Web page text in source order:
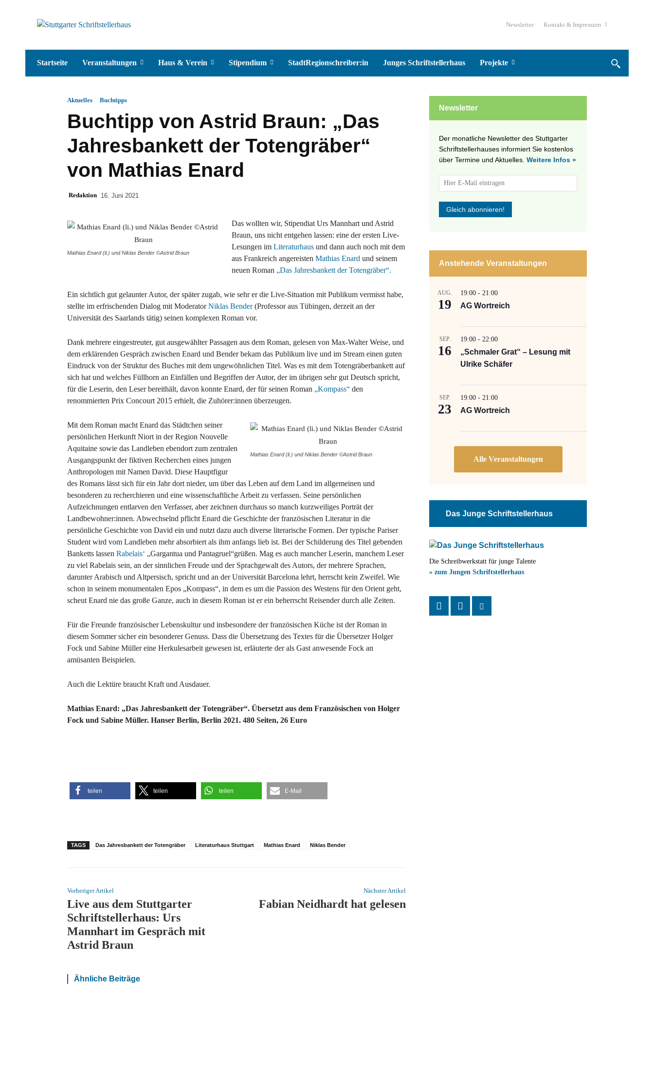
Newsletter Kontakt & Impressum
Startseite Veranstaltungen Haus & Verein Stipendium StadtRegionschreiber:in Junges Schriftstellerhaus Projekte
Aktuelles Buchtipps
Buchtipp von Astrid Braun: „Das
Jahresbankett der Totengräber“
von Mathias Enard
Redaktion 16. Juni 2021
Mathias Enard (li.) und Niklas Bender ©Astrid Braun
Das wollten wir, Stipendiat Urs Mannhart und Astrid
Braun, uns nicht entgehen lassen: eine der ersten Live-
Lesungen im Literaturhaus und dann auch noch mit dem
aus Frankreich angereisten Mathias Enard und seinem
neuen Roman „Das Jahresbankett der Totengräber“.
Ein sichtlich gut gelaunter Autor, der später zugab, wie sehr er die Live-Situation mit Publikum vermisst habe,
stellte im erfrischenden Dialog mit ModeratorNiklas Bender(Professor aus Tübingen, derzeit an der
Universität des Saarlands tätig) seinen komplexen Roman vor.
Dank mehrere eingestreuter, gut ausgewählter Passagen aus dem Roman, gelesen von Max-Walter Weise, und
dem erklärenden Gespräch zwischen Enard und Bender bekam das Publikum live und im Stream einen guten
Eindruck von der Struktur des Buches mit dem ungewöhnlichen Titel. Was es mit dem Totengräberbankett auf
sich hat und welches Füllhorn an Einfällen und Begriffen der Autor, der im übrigen sehr gut Deutsch spricht,
für die Leserin, den Leser bereithält, davon konnte Enard, der für seinen Roman „Kompass“ den
renommierten Prix Concourt 2015 erhielt, die Zuhörer:innen überzeugen.
Mathias Enard (li.) und Niklas Bender ©Astrid Braun
Mit dem Roman macht Enard das Städtchen seiner
persönlichen Herkunft Niort in der Region Nouvelle
Aquitaine sowie das Landleben ebendort zum zentralen
Ausgangspunkt der fiktiven Recherchen eines jungen
Anthropologen mit Namen David. Diese Hauptfigur
des Romans lässt sich für ein Jahr dort nieder, um über das Leben auf dem Land im allgemeinen und
besonderen zu recherchieren und eine wissenschaftliche Arbeit zu verfassen. Seine persönlichen
Aufzeichnungen entlarven den Verfasser, aber zeichnen durchaus so manch kurzweiliges Porträt der
Landbewohner:innen. Abwechselnd pflicht Enard die Geschichte der französischen Literatur in die
persönliche Geschichte von David ein und nutzt dazu auch diverse literarische Formen. Der typische Pariser
Student wird vom Landleben mehr absorbiert als ihm anfangs lieb ist. Bei der Schilderung des Titel gebenden
Banketts lassen Rabelais‘ „Gargantua und Pantagruel“grüßen. Mag es auch mancher Leserin, manchem Leser
zu viel Rabelais sein, an der sinnlichen Freude und der Sprachgewalt des Autors, der mehrere Sprachen,
darunter Arabisch und Altpersisch, spricht und an der Universität Barcelona lehrt, herrscht kein Zweifel. Wie
schon in seinem monumentalen Epos „Kompass“, in dem es um die Passion des Westens für den Orient geht,
scheut Enard nie das große Ganze, auch in diesem Roman ist er ein beherrscht Reisender durch alle Zeiten.
Für die Freunde französischer Lebenskultur und insbesondere der französischen Küche ist der Roman in
diesem Sommer sicher ein besonderer Genuss. Dass die Übersetzung des Textes für die Übersetzer Holger
Fock und Sabine Müller eine Herkulesarbeit gewesen ist, erläuterte der als Gast anwesende Fock an
amüsanten Beispielen.
Auch die Lektüre braucht Kraft und Ausdauer.
Mathias Enard: „Das Jahresbankett der Totengräber“. Übersetzt aus dem Französischen von Holger
Fock und Sabine Müller. Hanser Berlin, Berlin 2021. 480 Seiten, 26 Euro
teilen teilen teilen E-Mail
TAGS Das Jahresbankett der Totengräber Literaturhaus Stuttgart Mathias Enard Niklas Bender
Vorheriger Artikel
Live aus dem Stuttgarter
Schriftstellerhaus: Urs
Mannhart im Gespräch mit
Astrid Braun
Nächster Artikel
Fabian Neidhardt hat gelesen
Ähnliche Beiträge
Newsletter
Der monatliche Newsletter des Stuttgarter
Schriftstellerhauses informiert Sie kostenlos
über Termine und Aktuelles. Weitere Infos »
Anstehende Veranstaltungen
AUG.
19
19:00 - 21:00
AG Wortreich
SEP.
16
19:00 - 22:00
„Schmaler Grat“ – Lesung mit
Ulrike Schäfer
SEP.
23
19:00 - 21:00
AG Wortreich
Das Junge Schriftstellerhaus
Die Schreibwerkstatt für junge Talente
» zum Jungen Schriftstellerhaus